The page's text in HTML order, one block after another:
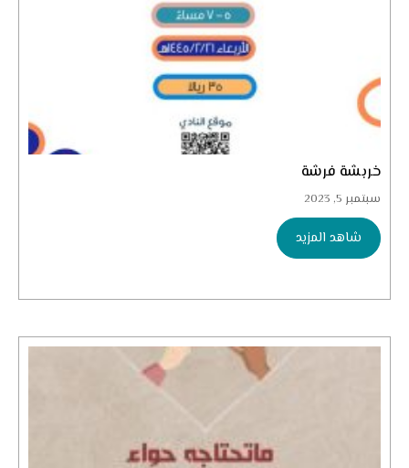
خربشة فرشة
سبتمبر 5, 2023
شاهد المزيد